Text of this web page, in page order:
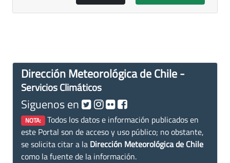
Dirección Meteorológica de Chile -
Servicios Climáticos
Siguenos en
NOTA: Todos los datos e información publicados en
este Portal son de acceso y uso público; no obstante,
se solicita citar a la Dirección Meteorológica de Chile
como la fuente de la información.